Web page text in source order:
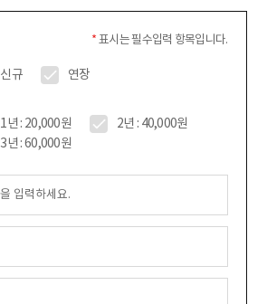
* 표시는 필수입력 항목입니다.
신규 연장
1년 : 20,000원
2년 : 40,000원
3년 : 60,000원